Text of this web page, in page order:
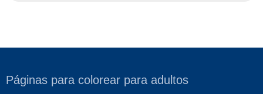
Páginas para colorear para adultos